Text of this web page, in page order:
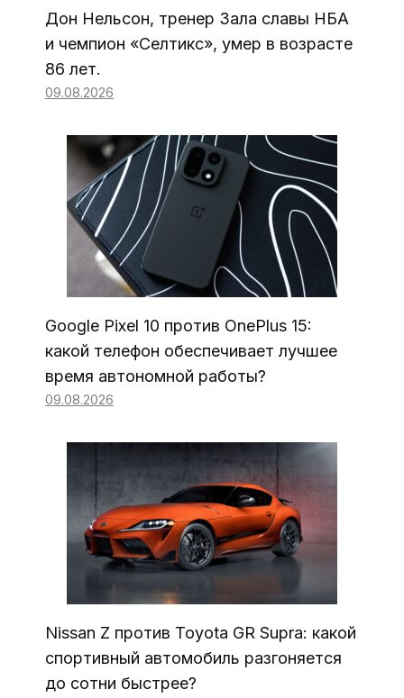
Дон Нельсон, тренер Зала славы НБА
и чемпион «Селтикс», умер в возрасте
86 лет.
09.08.2026
Google Pixel 10 против OnePlus 15:
какой телефон обеспечивает лучшее
время автономной работы?
09.08.2026
Nissan Z против Toyota GR Supra: какой
спортивный автомобиль разгоняется
до сотни быстрее?